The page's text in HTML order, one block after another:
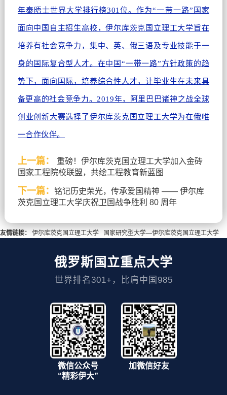
年泰晤士世界大学排行榜301位。作为“一带一路”国家
面向中国自主招生高校，伊尔库茨克国立理工大学旨在
培养有社会竞争力，集中、英、俄三语及专业技能于一
身的国际复合型人才。在中国“一带一路”方针政策的趋
势下，面向国际，培养综合性人才，让毕业生在未来具
备更高的社会竞争力。2019年，阿里巴巴诸神之战全球
创业创新大赛选择了伊尔库茨克国立理工大学为在俄唯
一合作伙伴。
上一篇：
重磅！伊尔库茨克国立理工大学加入金砖
国家工程院校联盟，共绘工程教育新蓝图
下一篇：
铭记历史荣光，传承爱国精神 —— 伊尔库
茨克国立理工大学庆祝卫国战争胜利 80 周年
友情链接： 伊尔库茨克国立理工大学 国家研究型大学—伊尔库茨克国立理工大学
俄罗斯国立重点大学
世界排名301+，比肩中国985
微信公众号
“精彩伊大”
加微信好友